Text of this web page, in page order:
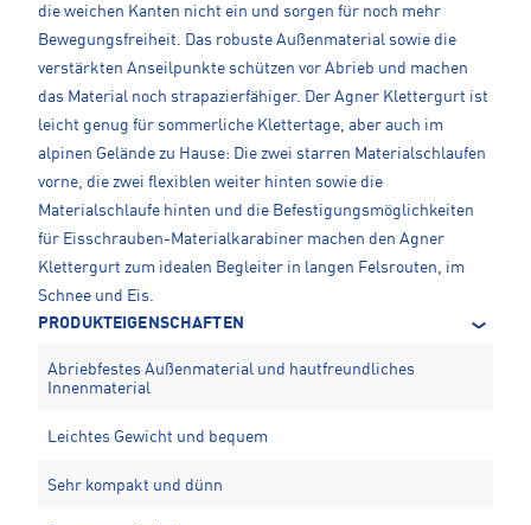
die weichen Kanten nicht ein und sorgen für noch mehr
Bewegungsfreiheit. Das robuste Außenmaterial sowie die
verstärkten Anseilpunkte schützen vor Abrieb und machen
das Material noch strapazierfähiger. Der Agner Klettergurt ist
leicht genug für sommerliche Klettertage, aber auch im
alpinen Gelände zu Hause: Die zwei starren Materialschlaufen
vorne, die zwei flexiblen weiter hinten sowie die
Materialschlaufe hinten und die Befestigungsmöglichkeiten
für Eisschrauben-Materialkarabiner machen den Agner
Klettergurt zum idealen Begleiter in langen Felsrouten, im
Schnee und Eis.
PRODUKTEIGENSCHAFTEN
Abriebfestes Außenmaterial und hautfreundliches
Innenmaterial
Leichtes Gewicht und bequem
Sehr kompakt und dünn